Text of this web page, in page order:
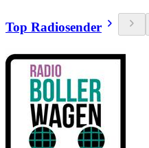
Top Radiosender